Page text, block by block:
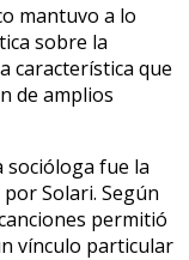
mantuvo a lo
sobre la
característica que
de amplios
socióloga fue la
Solari. Según
permitió
vínculo particular